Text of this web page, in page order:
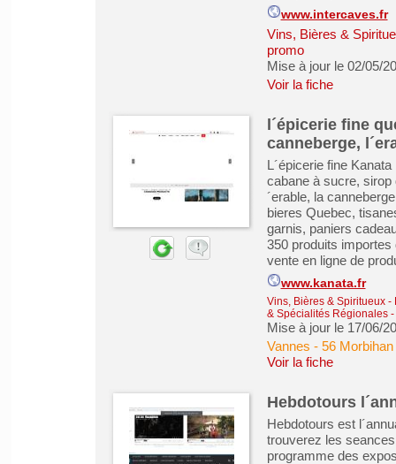
www.intercaves.fr
Vins, Bières &
promo
Mise à jour le 02/05/
Voir la fiche
l´épicerie fine
canneberge,
L´épicerie fine
cabane à sucre, sirop
´erable, la
bieres Quebec,
garnis, paniers
350 produits
vente en ligne de
www.kanata.fr
Vins, Bières & Spiritueux-
& Spécialités Régionales-
Mise à jour le 17/06/
Vannes - 56 Morbihan
Voir la fiche
Hebdotours
Hebdotours est
trouverez les
programme des